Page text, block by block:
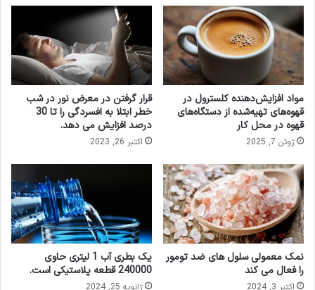
مواد افزایش‌دهنده کلسترول در
قهوه‌های تهیه‌شده از دستگاه‌های
قهوه در محل کار
ژوئن 7, 2025
قرار گرفتن در معرض نور در شب
خطر ابتلا به افسردگی را تا 30
درصد افزایش می دهد.
اکتبر 26, 2023
نمک معمولی سلول های ضد تومور
را فعال می کند
اکتبر 3, 2024
یک بطری آب 1 لیتری حاوی
240000 قطعه پلاستیکی است.
ژانویه 25, 2024